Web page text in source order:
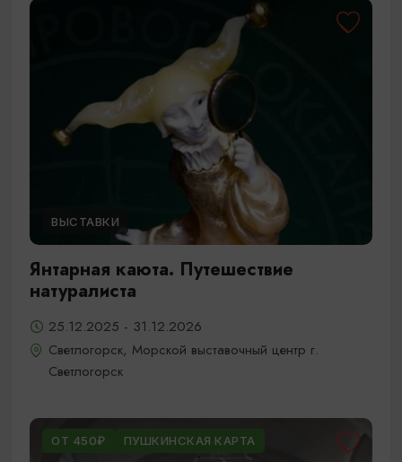
ВЫСТАВКИ
Янтарная каюта. Путешествие
натуралиста
25.12.2025 - 31.12.2026
Светлогорск, Морской выставочный центр г.
Светлогорск
ОТ 450₽ ПУШКИНСКАЯ КАРТА